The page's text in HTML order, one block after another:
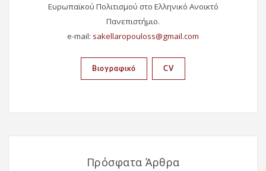
Ευρωπαϊκού Πολιτισμού στο Ελληνικό Ανοικτό
Πανεπιστήμιο.
e-mail:
Βιογραφικό CV
Πρόσφατα Άρθρα